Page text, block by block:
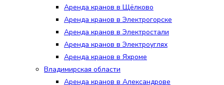
Аренда кранов в Щёлково
Аренда кранов в Электрогорске
Аренда кранов в Электростали
Аренда кранов в Электроуглях
Аренда кранов в Яхроме
Владимирская области
Аренда кранов в Александрове